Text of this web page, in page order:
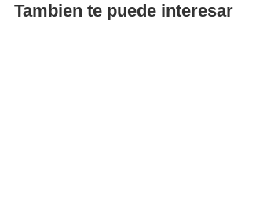
Tambien te puede interesar